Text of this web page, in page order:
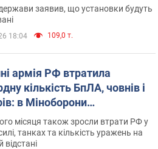
заявив, що установки будуть
18:04 109,0 т.
армія РФ втратила
кількість БпЛА, човнів і
в Міноборони
статистику
місяця також зросли втрати РФ у
танках та кількість уражень на
відстані